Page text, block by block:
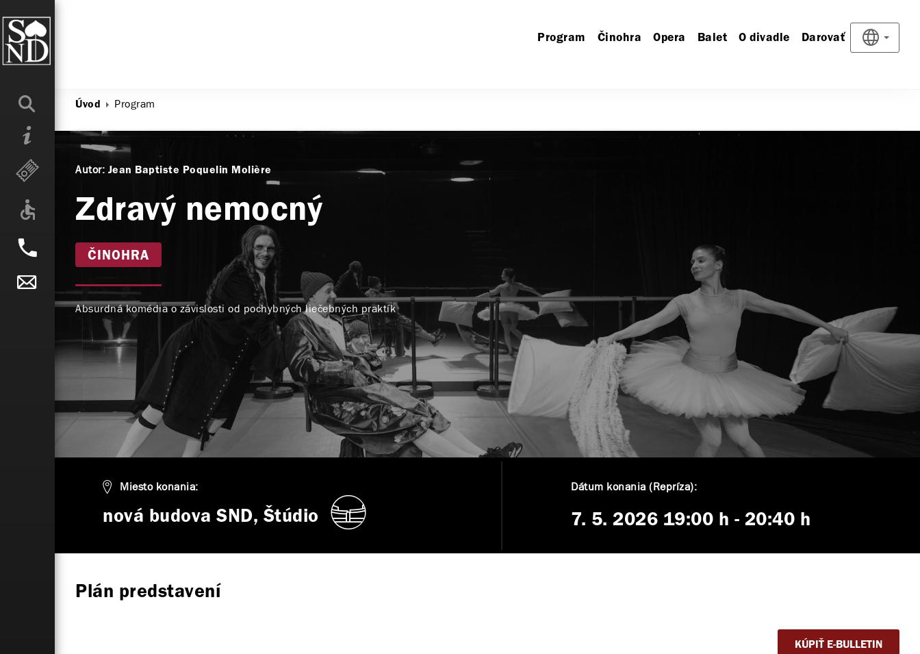
Program Činohra Opera Balet O divadle Darovať
Úvod Program
Autor: Jean Baptiste Poquelin Molière
Zdravý nemocný
ČINOHRA
Absurdná komédia o závislosti od pochybných liečebných praktík
Miesto konania:
nová budova SND, Štúdio
Dátum konania (Repríza):
7. 5. 2026 19:00 h - 20:40 h
Plán predstavení
KÚPIŤ E-BULLETIN